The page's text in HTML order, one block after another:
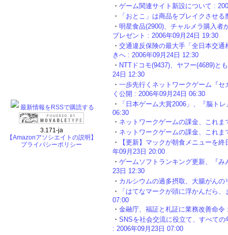
・ ゲーム関連サイト新設について :
・
「おとこ」は商品をブレイクさせ
・ 明星食品(2900)、チャルメラ購入者
プレゼント : 2006年09月24日 19:30
・ 交通違反保険の最大手「全日本交
きへ : 2006年09月24日 12:30
・ NTTドコモ(9437)、ヤフー(4689)と
24日 12:30
・ 一歩先行くネットワークゲーム『
く公開 : 2006年09月24日 06:30
・
「日本ゲーム大賞2006」、『脳ト
06:30
・ ネットワークゲームの課金、これ
・ ネットワークゲームの課金、これ
・
【更新】マックが朝食メニューを
年09月23日 20:00
・ ゲームソフトランキング更新、『
23日 12:30
・ カルシウムの過多摂取、大腸がん
・
「はてなマークが頭に浮かんだら
07:00
・ 金融庁、福証と札証に業務改善命令
・ SNSを社会交流に役立て、すべて
: 2006年09月23日 07:00
最新情報をRSSで購読する
3.171-ja
【Amazonアソシエイトの説明】
プライバシーポリシー